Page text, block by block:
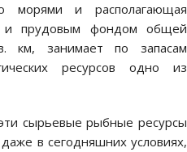
морями и располагающая
и прудовым фондом общей
км, занимает по запасам
ресурсов одно из
сырьевые рыбные ресурсы
в сегодняшних условиях,